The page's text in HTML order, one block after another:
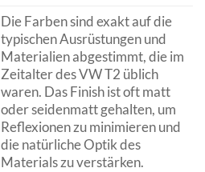
Die Farben sind exakt auf die
typischen Ausrüstungen und
Materialien abgestimmt, die im
Zeitalter des VW T2 üblich
waren. Das Finish ist oft matt
oder seidenmatt gehalten, um
Reflexionen zu minimieren und
die natürliche Optik des
Materials zu verstärken.